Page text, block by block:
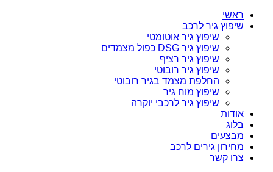
ראשי
שיפוץ גיר לרכב
שיפוץ גיר אוטומטי
שיפוץ גיר DSG כפול מצמדים
שיפוץ גיר רציף
שיפוץ גיר רובוטי
החלפת מצמד בגיר רובוטי
שיפוץ מוח גיר
שיפוץ גיר לרכבי יוקרה
אודות
בלוג
מבצעים
מחירון גירים לרכב
צרו קשר